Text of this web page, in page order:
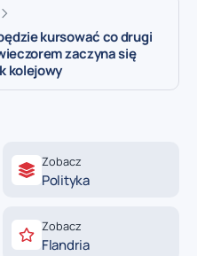
kursować co drugi
zaczyna się
kolejowy
Zobacz
Polityka
Zobacz
Flandria